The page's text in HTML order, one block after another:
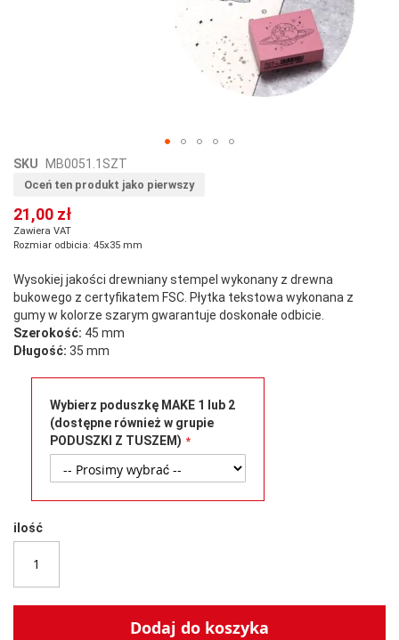
Przejdź
na
galerii
SKU MB0051.1SZT
Oceń ten produkt jako pierwszy
21,00 zł
Zawiera VAT
Rozmiar odbicia: 45x35 mm
Wysokiej jakości drewniany stempel wykonany z drewna
bukowego z certyfikatem FSC. Płytka tekstowa wykonana z
gumy w kolorze szarym gwarantuje doskonałe odbicie.
Szerokość: 45 mm
Długość: 35 mm
Wybierz poduszkę MAKE 1 lub 2
(dostępne również w grupie
PODUSZKI Z TUSZEM)
ilość
Dodaj do koszyka